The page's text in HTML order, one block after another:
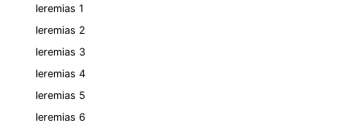
Ieremias 1
Ieremias 2
Ieremias 3
Ieremias 4
Ieremias 5
Ieremias 6